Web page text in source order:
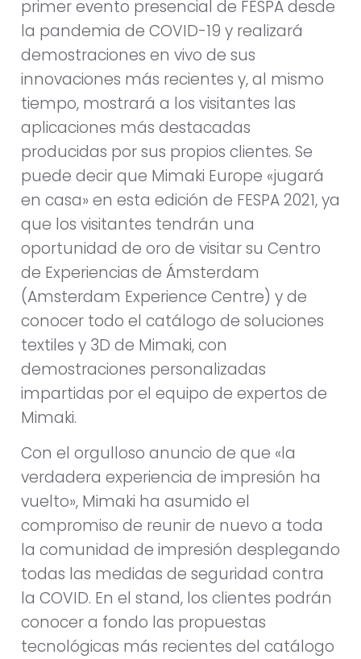
primer evento presencial de FESPA desde
la pandemia de COVID-19 y realizará
demostraciones en vivo de sus
innovaciones más recientes y, al mismo
tiempo, mostrará a los visitantes las
aplicaciones más destacadas
producidas por sus propios clientes. Se
puede decir que Mimaki Europe «jugará
en casa» en esta edición de FESPA 2021, ya
que los visitantes tendrán una
oportunidad de oro de visitar su Centro
de Experiencias de Ámsterdam
(Amsterdam Experience Centre) y de
conocer todo el catálogo de soluciones
textiles y 3D de Mimaki, con
demostraciones personalizadas
impartidas por el equipo de expertos de
Mimaki.
Con el orgulloso anuncio de que «la
verdadera experiencia de impresión ha
vuelto», Mimaki ha asumido el
compromiso de reunir de nuevo a toda
la comunidad de impresión desplegando
todas las medidas de seguridad contra
la COVID. En el stand, los clientes podrán
conocer a fondo las propuestas
tecnológicas más recientes del catálogo